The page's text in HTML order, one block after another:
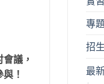
議，
！
專
招
最